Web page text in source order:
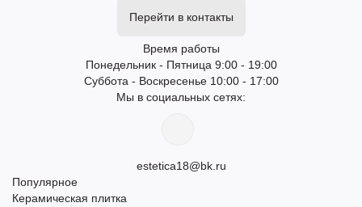
Перейти в контакты
Время работы
Понедельник - Пятница 9:00 - 19:00
Суббота - Воскресенье 10:00 - 17:00
Мы в социальных сетях:
estetica18@bk.ru
Популярное
Керамическая плитка